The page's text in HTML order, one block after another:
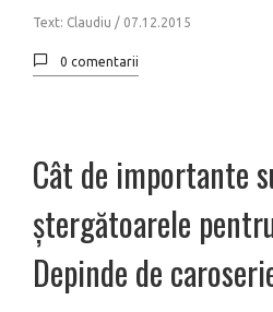
Text: Claudiu / 07.12.2015
0 comentarii
Cât de importante
ștergătoarele
Depinde de